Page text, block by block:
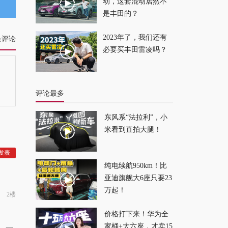
轴距加长，动力增
强，这才是全新坦克
评论
2楼
是丰田的？
2023年了，我们还有
必要买丰田雷凌吗？
评论最多
东风系“法拉利”，小
米看到直拍大腿！
纯电续航950km！比
亚迪旗舰大6座只要23
万起！
价格打下来！华为全
家桶+大六座，才卖15